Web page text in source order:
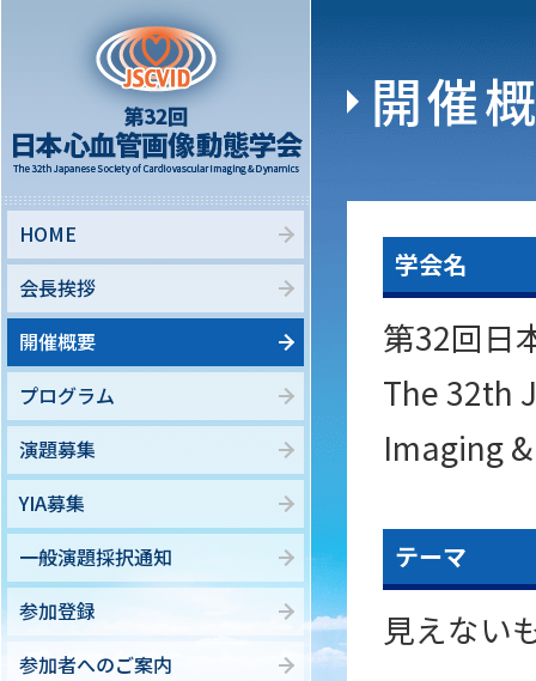
開催
学会名
第32回日
The 32th
Imaging
テーマ
見えない
HOME
会長挨拶
開催概要
プログラム
演題募集
YIA募集
一般演題採択通知
参加登録
参加者へのご案内